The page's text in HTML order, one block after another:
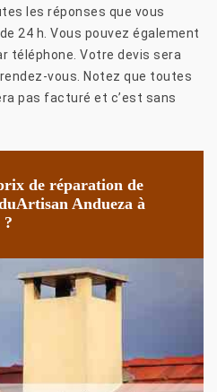
les réponses que vous
24 h. Vous pouvez également
téléphone. Votre devis sera
vous. Notez que toutes
pas facturé et c’est sans
de réparation de
Andueza à
?